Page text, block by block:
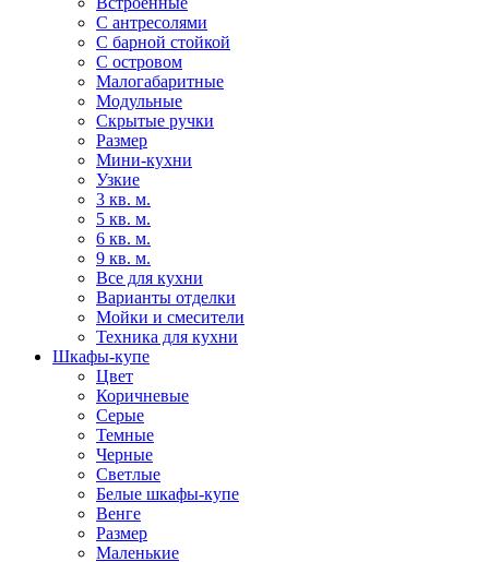
С антресолями
С барной стойкой
С островом
Малогабаритные
Модульные
Скрытые ручки
Размер
Мини-кухни
Узкие
3 кв. м.
5 кв. м.
6 кв. м.
9 кв. м.
Все для кухни
Варианты отделки
Мойки и смесители
Техника для кухни
Шкафы-купе
Цвет
Коричневые
Серые
Темные
Черные
Светлые
Белые шкафы-купе
Венге
Размер
Маленькие